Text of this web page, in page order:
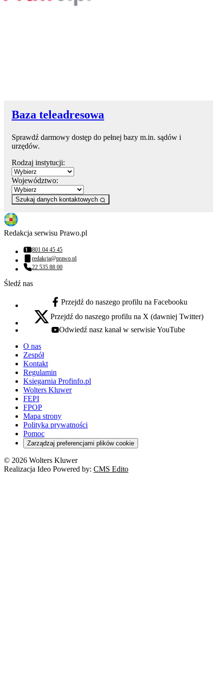
Baza teleadresowa
Sprawdź darmowy dostęp do pełnej bazy m.in. sądów i
urzędów.
Rodzaj instytucji:
Województwo:
Szukaj danych kontaktowych
Redakcja serwisu Prawo.pl
Numer telefonu:
801 04 45 45
Adres email:
redakcja@prawo.pl
Numer telefonu:
22 535 88 00
Śledź nas
facebook - otwiera się w nowej karcie
Przejdź do naszego profilu na Facebooku
x - otwiera się w nowej karcie
Przejdź do naszego profilu na X (dawniej Twitter)
youtube - otwiera się w nowej karcie
Odwiedź nasz kanał w serwisie YouTube
O nas
Zespół
Kontakt
Regulamin
Księgarnia Profinfo.pl
Wolters Kluwer
FEPI
FPOP
Mapa strony
Polityka prywatności
Pomoc
Zarządzaj preferencjami plików cookie
© 2026 Wolters Kluwer
Realizacja Ideo Powered by: CMS Edito